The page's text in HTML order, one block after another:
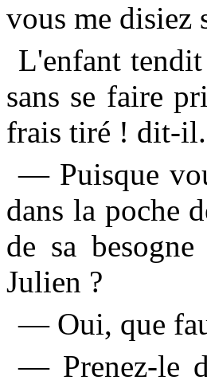
vous me disiez
L'enfant
sans se faire
frais tiré ! dit-il.
— Puisque
dans la poche
de sa
Julien ?
— Oui, que
— Prenez-le